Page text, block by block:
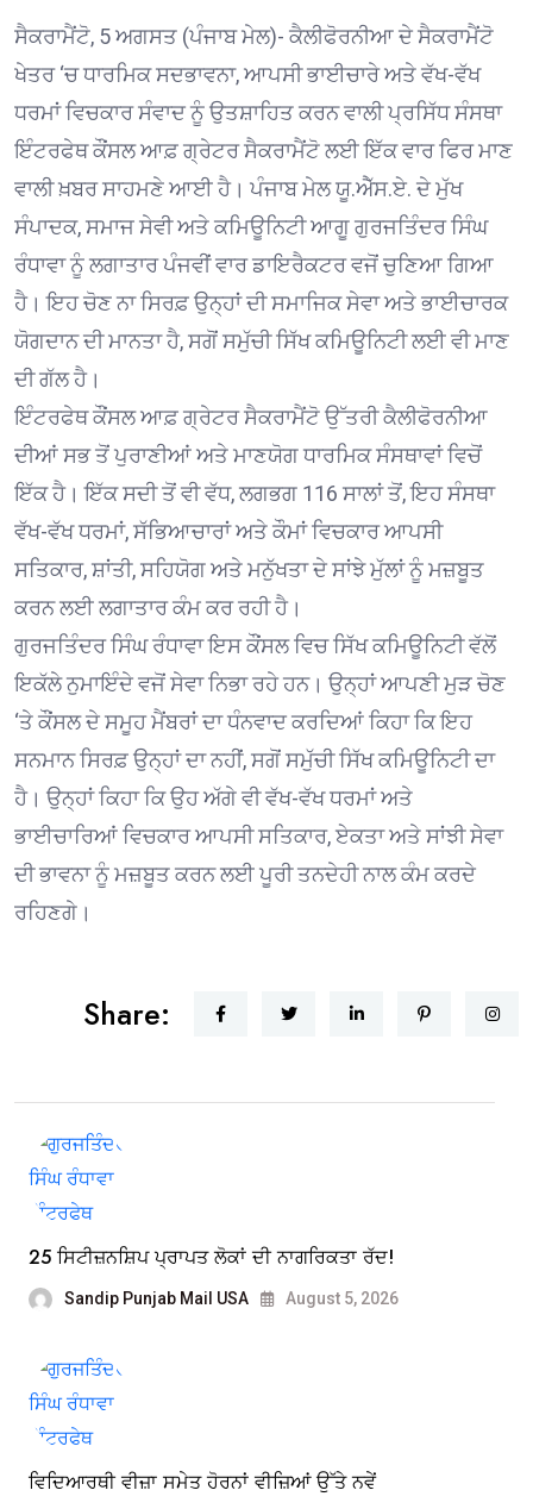
ਸੈਕਰਾਮੈਂਟੋ, 5 ਅਗਸਤ (ਪੰਜਾਬ ਮੇਲ)- ਕੈਲੀਫੋਰਨੀਆ ਦੇ ਸੈਕਰਾਮੈਂਟੋ
ਖੇਤਰ ‘ਚ ਧਾਰਮਿਕ ਸਦਭਾਵਨਾ, ਆਪਸੀ ਭਾਈਚਾਰੇ ਅਤੇ ਵੱਖ-ਵੱਖ
ਧਰਮਾਂ ਵਿਚਕਾਰ ਸੰਵਾਦ ਨੂੰ ਉਤਸ਼ਾਹਿਤ ਕਰਨ ਵਾਲੀ ਪ੍ਰਸਿੱਧ ਸੰਸਥਾ
ਇੰਟਰਫੇਥ ਕੌਂਸਲ ਆਫ਼ ਗ੍ਰੇਟਰ ਸੈਕਰਾਮੈਂਟੋ ਲਈ ਇੱਕ ਵਾਰ ਫਿਰ ਮਾਣ
ਵਾਲੀ ਖ਼ਬਰ ਸਾਹਮਣੇ ਆਈ ਹੈ। ਪੰਜਾਬ ਮੇਲ ਯੂ.ਐੱਸ.ਏ. ਦੇ ਮੁੱਖ
ਸੰਪਾਦਕ, ਸਮਾਜ ਸੇਵੀ ਅਤੇ ਕਮਿਊਨਿਟੀ ਆਗੂ ਗੁਰਜਤਿੰਦਰ ਸਿੰਘ
ਰੰਧਾਵਾ ਨੂੰ ਲਗਾਤਾਰ ਪੰਜਵੀਂ ਵਾਰ ਡਾਇਰੈਕਟਰ ਵਜੋਂ ਚੁਣਿਆ ਗਿਆ
ਹੈ। ਇਹ ਚੋਣ ਨਾ ਸਿਰਫ਼ ਉਨ੍ਹਾਂ ਦੀ ਸਮਾਜਿਕ ਸੇਵਾ ਅਤੇ ਭਾਈਚਾਰਕ
ਯੋਗਦਾਨ ਦੀ ਮਾਨਤਾ ਹੈ, ਸਗੋਂ ਸਮੁੱਚੀ ਸਿੱਖ ਕਮਿਊਨਿਟੀ ਲਈ ਵੀ ਮਾਣ
ਦੀ ਗੱਲ ਹੈ।
ਇੰਟਰਫੇਥ ਕੌਂਸਲ ਆਫ਼ ਗ੍ਰੇਟਰ ਸੈਕਰਾਮੈਂਟੋ ਉੱਤਰੀ ਕੈਲੀਫੋਰਨੀਆ
ਦੀਆਂ ਸਭ ਤੋਂ ਪੁਰਾਣੀਆਂ ਅਤੇ ਮਾਣਯੋਗ ਧਾਰਮਿਕ ਸੰਸਥਾਵਾਂ ਵਿਚੋਂ
ਇੱਕ ਹੈ। ਇੱਕ ਸਦੀ ਤੋਂ ਵੀ ਵੱਧ, ਲਗਭਗ 116 ਸਾਲਾਂ ਤੋਂ, ਇਹ ਸੰਸਥਾ
ਵੱਖ-ਵੱਖ ਧਰਮਾਂ, ਸੱਭਿਆਚਾਰਾਂ ਅਤੇ ਕੌਮਾਂ ਵਿਚਕਾਰ ਆਪਸੀ
ਸਤਿਕਾਰ, ਸ਼ਾਂਤੀ, ਸਹਿਯੋਗ ਅਤੇ ਮਨੁੱਖਤਾ ਦੇ ਸਾਂਝੇ ਮੁੱਲਾਂ ਨੂੰ ਮਜ਼ਬੂਤ
ਕਰਨ ਲਈ ਲਗਾਤਾਰ ਕੰਮ ਕਰ ਰਹੀ ਹੈ।
ਗੁਰਜਤਿੰਦਰ ਸਿੰਘ ਰੰਧਾਵਾ ਇਸ ਕੌਂਸਲ ਵਿਚ ਸਿੱਖ ਕਮਿਊਨਿਟੀ ਵੱਲੋਂ
ਇਕੱਲੇ ਨੁਮਾਇੰਦੇ ਵਜੋਂ ਸੇਵਾ ਨਿਭਾ ਰਹੇ ਹਨ। ਉਨ੍ਹਾਂ ਆਪਣੀ ਮੁੜ ਚੋਣ
‘ਤੇ ਕੌਂਸਲ ਦੇ ਸਮੂਹ ਮੈਂਬਰਾਂ ਦਾ ਧੰਨਵਾਦ ਕਰਦਿਆਂ ਕਿਹਾ ਕਿ ਇਹ
ਸਨਮਾਨ ਸਿਰਫ਼ ਉਨ੍ਹਾਂ ਦਾ ਨਹੀਂ, ਸਗੋਂ ਸਮੁੱਚੀ ਸਿੱਖ ਕਮਿਊਨਿਟੀ ਦਾ
ਹੈ। ਉਨ੍ਹਾਂ ਕਿਹਾ ਕਿ ਉਹ ਅੱਗੇ ਵੀ ਵੱਖ-ਵੱਖ ਧਰਮਾਂ ਅਤੇ
ਭਾਈਚਾਰਿਆਂ ਵਿਚਕਾਰ ਆਪਸੀ ਸਤਿਕਾਰ, ਏਕਤਾ ਅਤੇ ਸਾਂਝੀ ਸੇਵਾ
ਦੀ ਭਾਵਨਾ ਨੂੰ ਮਜ਼ਬੂਤ ਕਰਨ ਲਈ ਪੂਰੀ ਤਨਦੇਹੀ ਨਾਲ ਕੰਮ ਕਰਦੇ
ਰਹਿਣਗੇ।
Share:
25 ਸਿਟੀਜ਼ਨਸ਼ਿਪ ਪ੍ਰਾਪਤ ਲੋਕਾਂ ਦੀ ਨਾਗਰਿਕਤਾ ਰੱਦ!
Sandip Punjab Mail USA August 5, 2026
ਵਿਦਿਆਰਥੀ ਵੀਜ਼ਾ ਸਮੇਤ ਹੋਰਨਾਂ ਵੀਜ਼ਿਆਂ ਉੱਤੇ ਨਵੇਂ